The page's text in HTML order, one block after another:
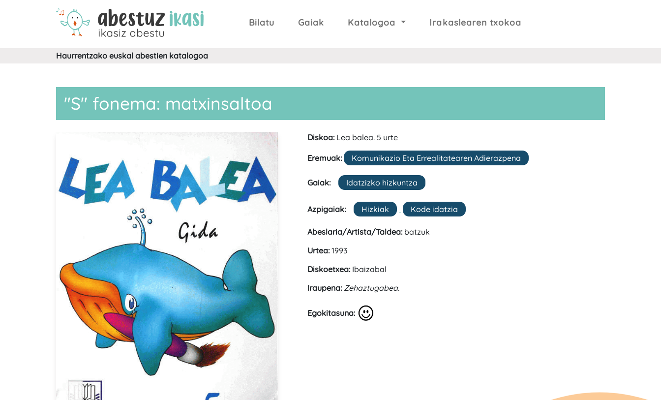
Bilatu Gaiak Katalogoa Irakaslearen txokoa
Haurrentzako euskal abestien katalogoa
"S" fonema: matxinsaltoa
Diskoa:Lea balea. 5 urte
Eremuak: Komunikazio Eta Errealitatearen Adierazpena
Gaiak: Idatzizko hizkuntza
Azpigaiak: Hizkiak Kode idatzia
Abeslaria/Artista/Taldea:batzuk
Urtea:1993
Diskoetxea:Ibaizabal
Iraupena: Zehaztugabea.
Egokitasuna: